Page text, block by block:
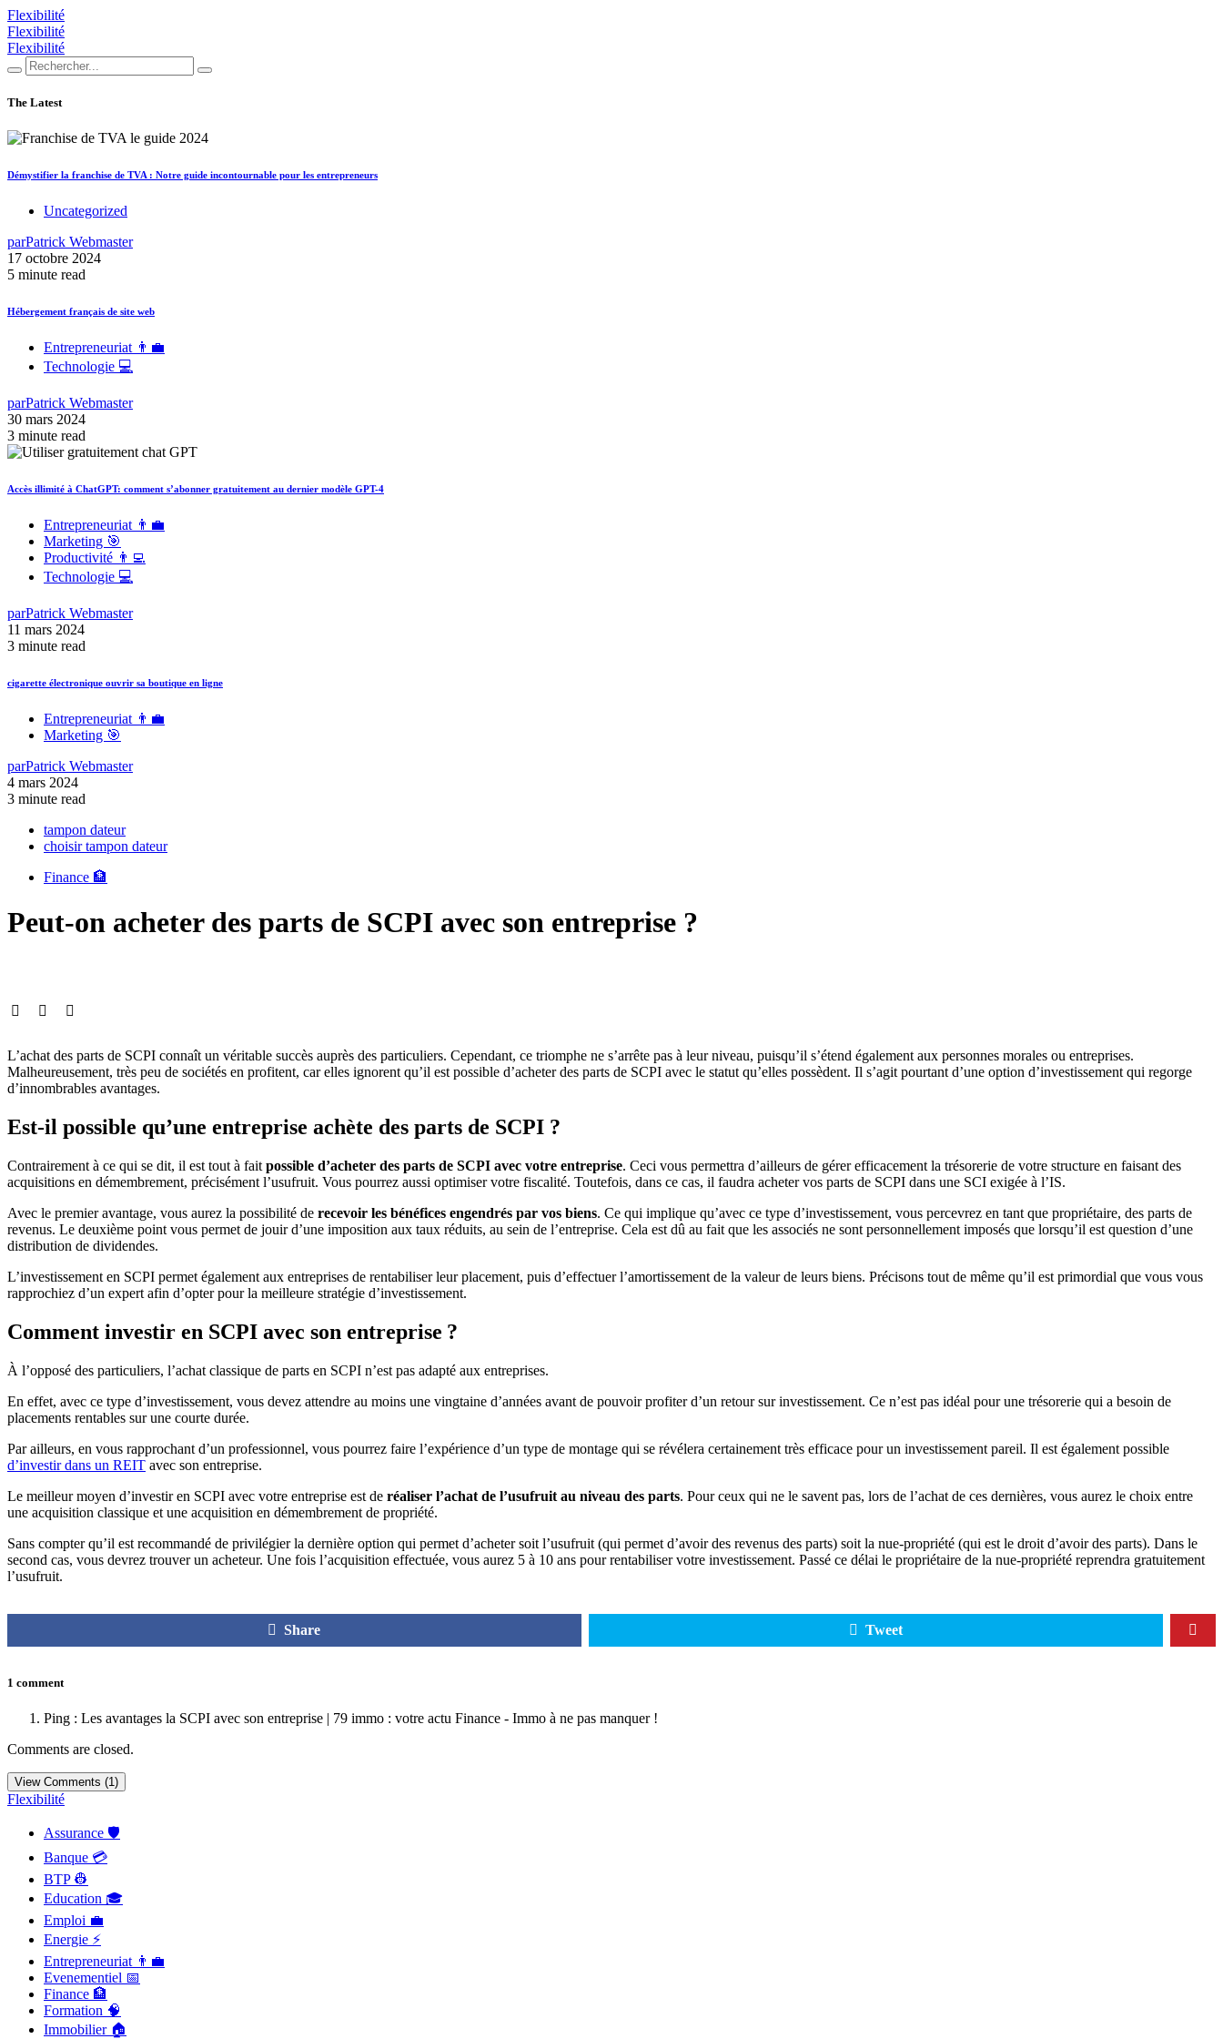
Flexibilité
Flexibilité
Flexibilité
The Latest
Démystifier la franchise de TVA : Notre guide incontournable pour les entrepreneurs
Uncategorized
parPatrick Webmaster
17 octobre 2024
5 minute read
Hébergement français de site web
Entrepreneuriat 👨‍💼
Technologie 💻
parPatrick Webmaster
30 mars 2024
3 minute read
Accès illimité à ChatGPT: comment s’abonner gratuitement au dernier modèle GPT-4
Entrepreneuriat 👨‍💼
Marketing 🎯
Productivité 👨‍💻
Technologie 💻
parPatrick Webmaster
11 mars 2024
3 minute read
cigarette électronique ouvrir sa boutique en ligne
Entrepreneuriat 👨‍💼
Marketing 🎯
parPatrick Webmaster
4 mars 2024
3 minute read
tampon dateur
choisir tampon dateur
Finance 🏦
Peut-on acheter des parts de SCPI avec son entreprise ?
L’achat des parts de SCPI connaît un véritable succès auprès des particuliers. Cependant, ce triomphe ne s’arrête pas à leur niveau, puisqu’il s’étend également aux personnes morales ou entreprises.
Malheureusement, très peu de sociétés en profitent, car elles ignorent qu’il est possible d’acheter des parts de SCPI avec le statut qu’elles possèdent. Il s’agit pourtant d’une option d’investissement qui regorge
d’innombrables avantages.
Est-il possible qu’une entreprise achète des parts de SCPI ?
Contrairement à ce qui se dit, il est tout à fait possible d’acheter des parts de SCPI avec votre entreprise. Ceci vous permettra d’ailleurs de gérer efficacement la trésorerie de votre structure en faisant des
acquisitions en démembrement, précisément l’usufruit. Vous pourrez aussi optimiser votre fiscalité. Toutefois, dans ce cas, il faudra acheter vos parts de SCPI dans une SCI exigée à l’IS.
Avec le premier avantage, vous aurez la possibilité de recevoir les bénéfices engendrés par vos biens. Ce qui implique qu’avec ce type d’investissement, vous percevrez en tant que propriétaire, des parts de
revenus. Le deuxième point vous permet de jouir d’une imposition aux taux réduits, au sein de l’entreprise. Cela est dû au fait que les associés ne sont personnellement imposés que lorsqu’il est question d’une
distribution de dividendes.
L’investissement en SCPI permet également aux entreprises de rentabiliser leur placement, puis d’effectuer l’amortissement de la valeur de leurs biens. Précisons tout de même qu’il est primordial que vous vous
rapprochiez d’un expert afin d’opter pour la meilleure stratégie d’investissement.
Comment investir en SCPI avec son entreprise ?
À l’opposé des particuliers, l’achat classique de parts en SCPI n’est pas adapté aux entreprises.
En effet, avec ce type d’investissement, vous devez attendre au moins une vingtaine d’années avant de pouvoir profiter d’un retour sur investissement. Ce n’est pas idéal pour une trésorerie qui a besoin de
placements rentables sur une courte durée.
Par ailleurs, en vous rapprochant d’un professionnel, vous pourrez faire l’expérience d’un type de montage qui se révélera certainement très efficace pour un investissement pareil. Il est également possible
d’investir dans un REIT avec son entreprise.
Le meilleur moyen d’investir en SCPI avec votre entreprise est de réaliser l’achat de l’usufruit au niveau des parts. Pour ceux qui ne le savent pas, lors de l’achat de ces dernières, vous aurez le choix entre
une acquisition classique et une acquisition en démembrement de propriété.
Sans compter qu’il est recommandé de privilégier la dernière option qui permet d’acheter soit l’usufruit (qui permet d’avoir des revenus des parts) soit la nue-propriété (qui est le droit d’avoir des parts). Dans le
second cas, vous devrez trouver un acheteur. Une fois l’acquisition effectuée, vous aurez 5 à 10 ans pour rentabiliser votre investissement. Passé ce délai le propriétaire de la nue-propriété reprendra gratuitement
l’usufruit.
Share Tweet
1 comment
Ping : Les avantages la SCPI avec son entreprise | 79 immo : votre actu Finance - Immo à ne pas manquer !
Comments are closed.
View Comments (1)
Flexibilité
Assurance 🛡️
Banque 💳
BTP 👷
Education 🎓
Emploi 💼
Energie ⚡
Entrepreneuriat 👨‍💼
Evenementiel 📅
Finance 🏦
Formation 🧠
Immobilier 🏠